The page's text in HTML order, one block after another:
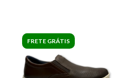
FRETE GRÁTIS